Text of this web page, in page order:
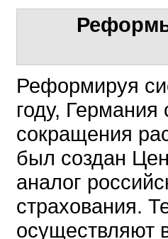
Реформируя
году,
сокращения
был создан
аналог
страхования.
осуществляют